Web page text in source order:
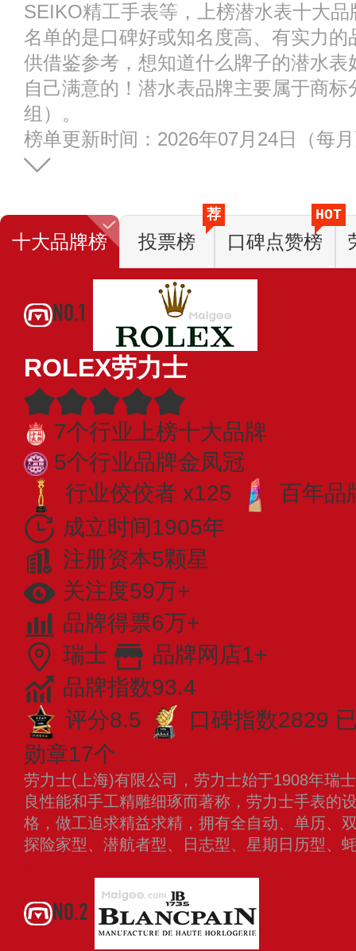
SEIKO精工手表等，上榜潜水表十大
名单的是口碑好或知名度高、有实力
供借鉴参考，想知道什么牌子的潜水
自己满意的！潜水表品牌主要属于商
组）。
榜单更新时间：2026年07月24日（每
十大品牌榜 投票榜
荐
口碑点赞榜
HOT
NO.1
ROLEX劳力士
7个行业上榜十大品牌
5个行业品牌金凤冠
行业佼佼者 x125
百年品
成立时间1905年
注册资本5颗星
关注度59万+
品牌得票6万+
瑞士
品牌网店1+
品牌指数93.4
评分8.5
口碑指数2829
勋章17个
劳力士(上海)有限公司，劳力士始于1908年瑞
良性能和手工精雕细琢而著称，劳力士手表的
格，做工追求精益求精，拥有全自动、单历、
探险家型、潜航者型、日志型、星期日历型、
NO.2